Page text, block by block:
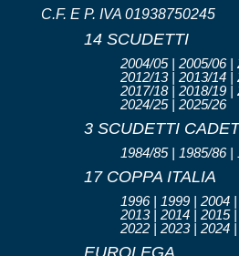
C.F. E P. IVA 01938750245
14 SCUDETTI
2004/05 | 2005/06 |
2012/13 | 2013/14 |
2017/18 | 2018/19 |
2024/25 | 2025/26
3 SCUDETTI
1984/85 | 1985/86 |
17 COPPA ITALIA
1996 | 1999 | 2004
2013 | 2014 | 2015
2022 | 2023 | 2024